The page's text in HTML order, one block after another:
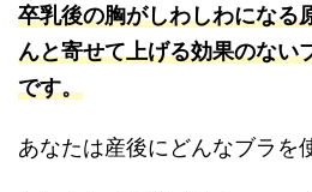
卒乳後の胸がしわしわになる
んと寄せて上げる効果のない
です。
あなたは産後にどんなブラを